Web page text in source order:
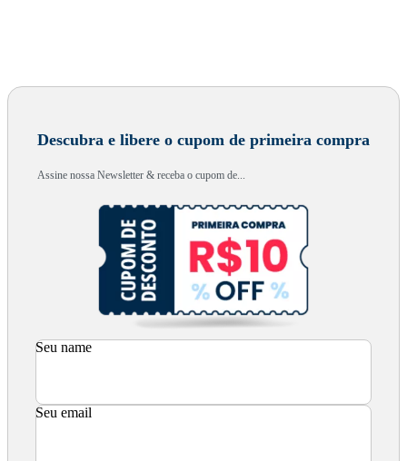
Descubra e libere o cupom de primeira compra
Assine nossa Newsletter & receba o cupom de...
Seu name
Seu email